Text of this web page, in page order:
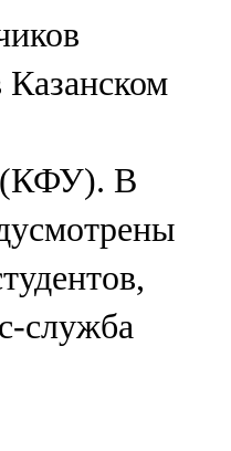
Казанском
(КФУ). В
служба